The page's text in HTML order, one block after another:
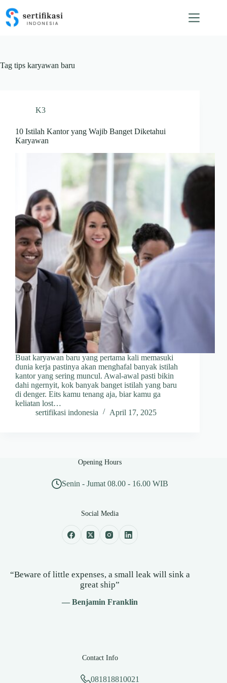
content
Tag tips karyawan baru
K3
10 Istilah Kantor yang Wajib Banget Diketahui
Karyawan
Buat karyawan baru yang pertama kali memasuki
dunia kerja pastinya akan menghafal banyak istilah
kantor yang sering muncul. Awal-awal pasti bikin
dahi ngernyit, kok banyak banget istilah yang baru
di denger. Eits kamu tenang aja, biar kamu ga
keliatan lost…
sertifikasi indonesia
April 17, 2025
Opening Hours
Senin - Jumat 08.00 - 16.00 WIB
Social Media
“Beware of little expenses, a small leak will sink a
great ship”
— Benjamin Franklin
Contact Info
081818810021